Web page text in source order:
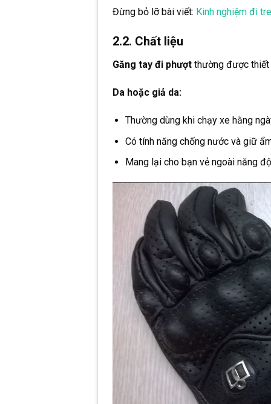
Đừng bỏ lỡ bài viết: Kinh nghiệm đi
2.2. Chất liệu
Găng tay đi phượt thường được thiết
Da hoặc giả da:
Thường dùng khi chạy xe hằng
Có tính năng chống nước và giữ
Mang lại cho bạn vẻ ngoài năng